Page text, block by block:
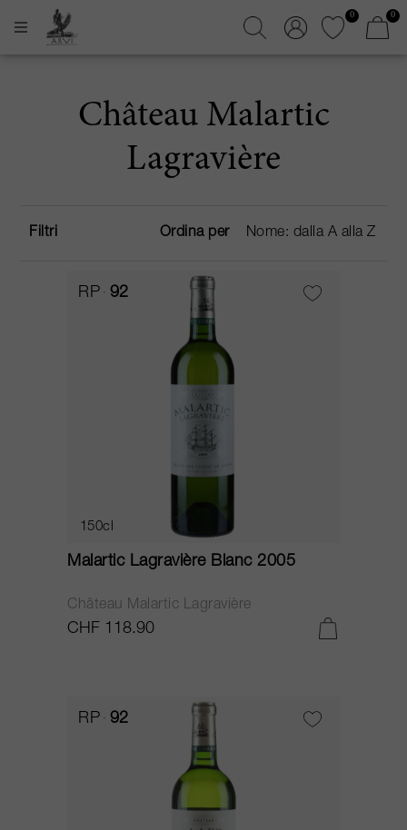
0 0
Château Malartic
Lagravière
Filtri Ordina per
RP 92
150cl
Malartic Lagravière Blanc 2005
Château Malartic Lagravière
CHF 118.90
RP 92